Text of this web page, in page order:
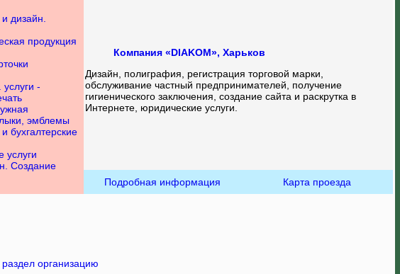
дизайн.
продукция
-
эмблемы
бухгалтерские
услуги
Создание
Компания «DIAKOM», Харьков
Дизайн, полиграфия, регистрация торговой марки,
обслуживание частный предпринимателей, получение
гигиенического заключения, создание сайта и раскрутка в
Интернете, юридические услуги.
Подробная информация Карта проезда